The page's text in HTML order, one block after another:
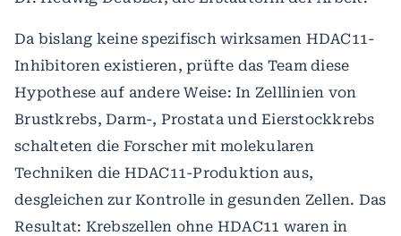
Da bislang keine spezifisch wirksamen HDAC11-
Inhibitoren existieren, prüfte das Team diese
Hypothese auf andere Weise: In Zelllinien von
Brustkrebs, Darm-, Prostata und Eierstockkrebs
schalteten die Forscher mit molekularen
Techniken die HDAC11-Produktion aus,
desgleichen zur Kontrolle in gesunden Zellen. Das
Resultat: Krebszellen ohne HDAC11 waren in